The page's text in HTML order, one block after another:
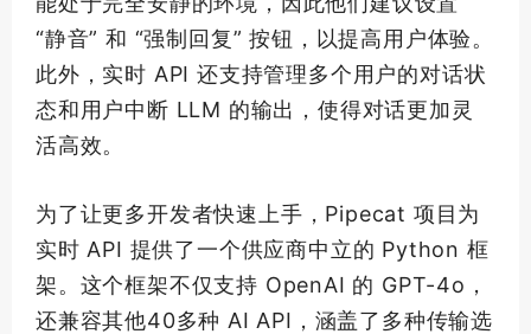
“静音” 和 “强制回复” 按钮，以提高用户体验。
此外，实时 API 还支持管理多个用户的对话状
态和用户中断 LLM 的输出，使得对话更加灵
活高效。
为了让更多开发者快速上手，Pipecat 项目为
实时 API 提供了一个供应商中立的 Python 框
架。这个框架不仅支持 OpenAI 的 GPT-4o，
还兼容其他40多种 AI API，涵盖了多种传输选